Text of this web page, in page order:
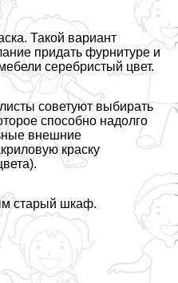
Такой вариант
придать фурнитуре и
серебристый цвет.
советуют выбирать
способно надолго
внешние
краску
старый шкаф.